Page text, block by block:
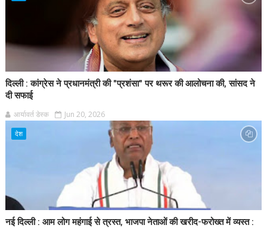
दिल्ली : कांग्रेस ने प्रधानमंत्री की "प्रशंसा" पर थरूर की आलोचना की, सांसद ने
दी सफाई
आर्यावर्त डेस्क Jun 20, 2026
देश
नई दिल्ली : आम लोग महंगाई से त्रस्त, भाजपा नेताओं की खरीद-फरोख्त में व्यस्त :